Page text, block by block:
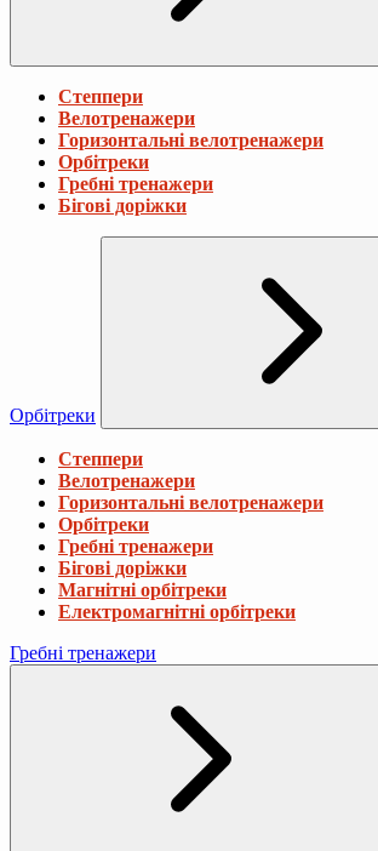
Степпери
Велотренажери
Горизонтальні велотренажери
Орбітреки
Гребні тренажери
Бігові доріжки
Орбітреки
Степпери
Велотренажери
Горизонтальні велотренажери
Орбітреки
Гребні тренажери
Бігові доріжки
Магнітні орбітреки
Електромагнітні орбітреки
Гребні тренажери